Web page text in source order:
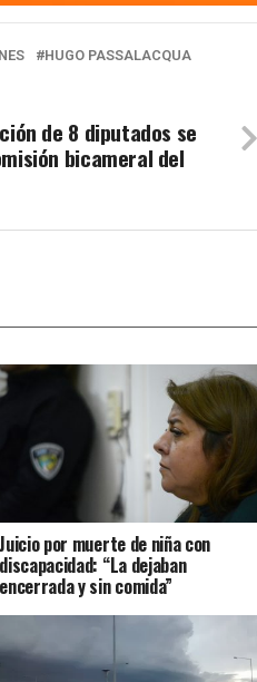
HUGO PASSALACQUA
de 8 diputados se
bicameral del
Juicio por muerte de niña con
discapacidad: “La dejaban
encerrada y sin comida”